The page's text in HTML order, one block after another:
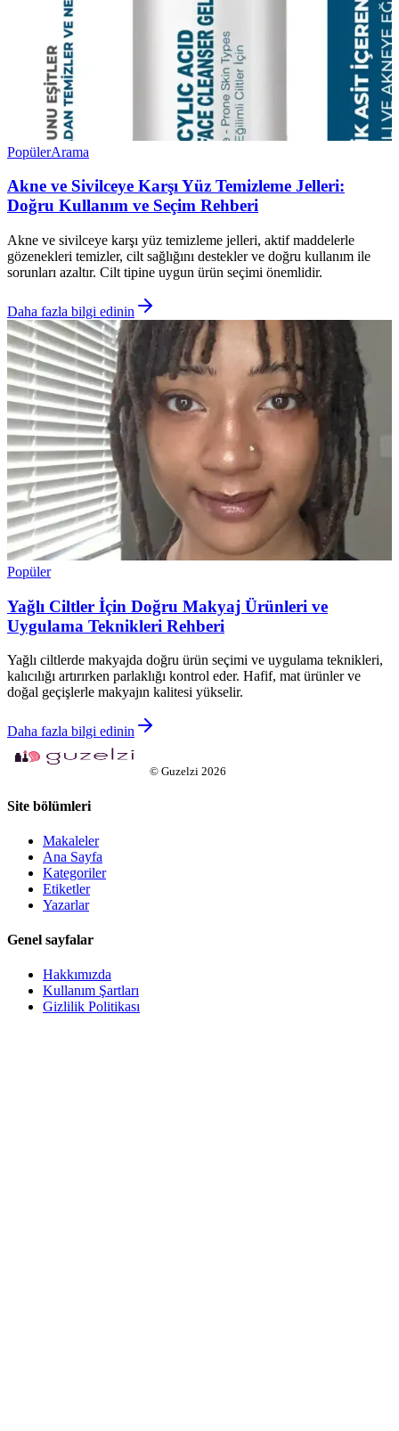
PopülerArama
Akne ve Sivilceye Karşı Yüz Temizleme Jelleri:
Doğru Kullanım ve Seçim Rehberi
Akne ve sivilceye karşı yüz temizleme jelleri, aktif maddelerle
gözenekleri temizler, cilt sağlığını destekler ve doğru kullanım ile
sorunları azaltır. Cilt tipine uygun ürün seçimi önemlidir.
Daha fazla bilgi edinin
Popüler
Yağlı Ciltler İçin Doğru Makyaj Ürünleri ve
Uygulama Teknikleri Rehberi
Yağlı ciltlerde makyajda doğru ürün seçimi ve uygulama teknikleri,
kalıcılığı artırırken parlaklığı kontrol eder. Hafif, mat ürünler ve
doğal geçişlerle makyajın kalitesi yükselir.
Daha fazla bilgi edinin
© Guzelzi 2026
Site bölümleri
Makaleler
Ana Sayfa
Kategoriler
Etiketler
Yazarlar
Genel sayfalar
Hakkımızda
Kullanım Şartları
Gizlilik Politikası